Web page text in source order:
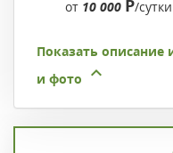
от 10 000 Р/сутки
Показать описание
и фото